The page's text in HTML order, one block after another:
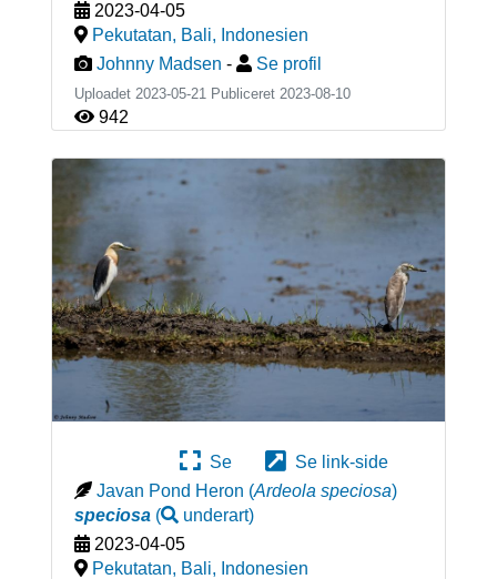
2023-04-05
Pekutatan, Bali, Indonesien
Johnny Madsen - Se profil
Uploadet 2023-05-21 Publiceret 2023-08-10
942
Se
Se link-side
Javan Pond Heron (Ardeola speciosa)
speciosa( underart)
2023-04-05
Pekutatan, Bali, Indonesien